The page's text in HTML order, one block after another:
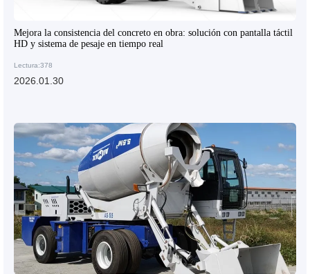
Mejora la consistencia del concreto en obra: solución con pantalla táctil
HD y sistema de pesaje en tiempo real
Lectura:378
2026.01.30